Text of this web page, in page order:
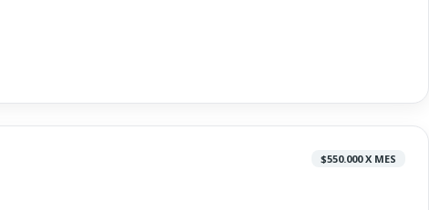
$550.000 X MES